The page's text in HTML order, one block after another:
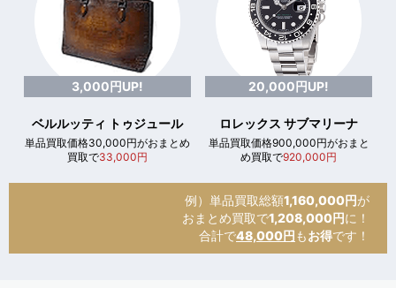
3,000円UP!
ベルルッティ トゥジュール
単品買取価格30,000円がおまとめ
買取で33,000円
20,000円UP!
ロレックス サブマリーナ
単品買取価格900,000円がおまと
め買取で920,000円
例）単品買取総額1,160,000円が
おまとめ買取で1,208,000円に！
合計で48,000円 もお得です！